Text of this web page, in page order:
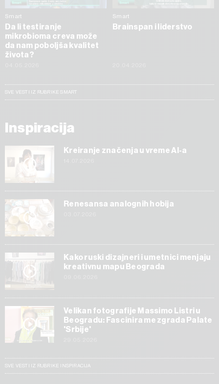
Smart
Da li testiranje
mikrobioma creva može
da nam poboljša kvalitet
života?
Smart
Brainspan i liderstvo
SVE VESTI IZ RUBRIKE SMART
Inspiracija
Kreiranje značenja u vreme AI-a
Renesansa analognih hobija
Kako ruski dizajneri i umetnici menjaju
kreativnu mapu Beograda
Velikan fotografije Massimo Listri u
Beogradu: Fascinira me zgrada Palate
'Srbije'
SVE VESTI IZ RUBRIKE INSPIRACIJA